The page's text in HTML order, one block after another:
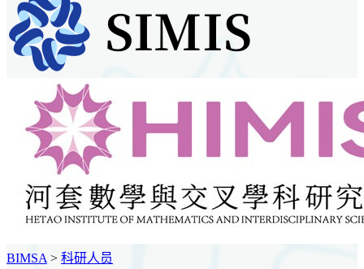
BIMSA > 科研人员